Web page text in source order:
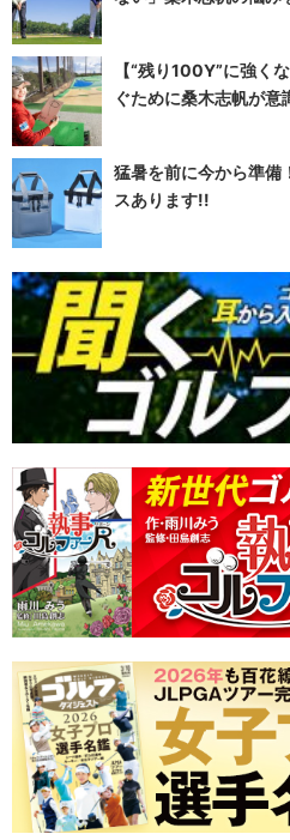
【“残り100Y”に強く
ぐために桑木志帆が意
猛暑を前に今から準備
スあります!!